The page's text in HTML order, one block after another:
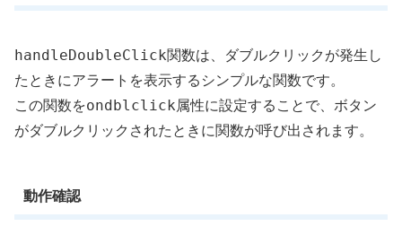
handleDoubleClick関数は、ダブルクリックが発生し
たときにアラートを表示するシンプルな関数です。
この関数をondblclick属性に設定することで、ボタン
がダブルクリックされたときに関数が呼び出されます。
動作確認